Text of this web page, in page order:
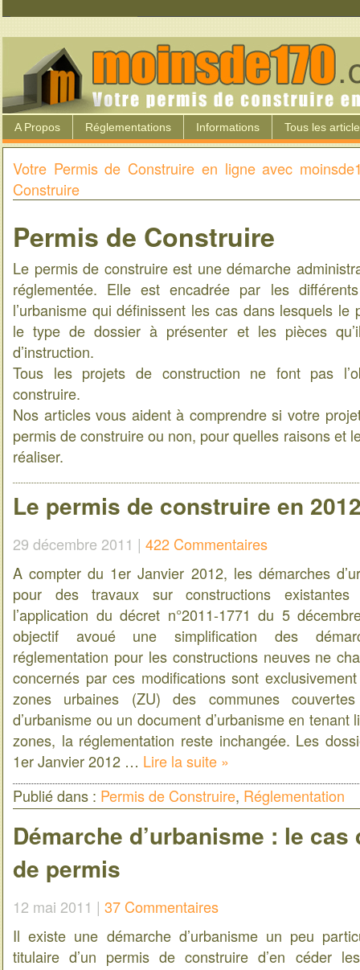
A Propos Réglementations Informations Tous les
Votre Permis de Construire en ligne avec
Construire
Permis de Construire
Le permis de construire est une démarche
réglementée. Elle est encadrée par les
l’urbanisme qui définissent les cas dans lesquels le
le type de dossier à présenter et les pièces
d’instruction.
Tous les projets de construction ne font pas
construire.
Nos articles vous aident à comprendre si votre
permis de construire ou non, pour quelles raisons et
réaliser.
Le permis de construire en
29 décembre 2011 | 422 Commentaires
A compter du 1er Janvier 2012, les démarches
pour des travaux sur constructions
l’application du décret n°2011-1771 du 5
objectif avoué une simplification des
réglementation pour les constructions neuves ne
concernés par ces modifications sont
zones urbaines (ZU) des communes
d’urbanisme ou un document d’urbanisme en
zones, la réglementation reste inchangée. Les
1er Janvier 2012 … Lire la suite »
Publié dans : Permis de Construire, Réglementation
Démarche d’urbanisme : le
de permis
12 mai 2011 | 37 Commentaires
Il existe une démarche d’urbanisme un peu
titulaire d’un permis de construire d’en céder